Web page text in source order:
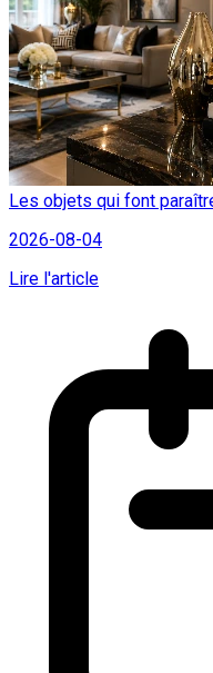
Les objets qui font
2026-08-04
Lire l'article